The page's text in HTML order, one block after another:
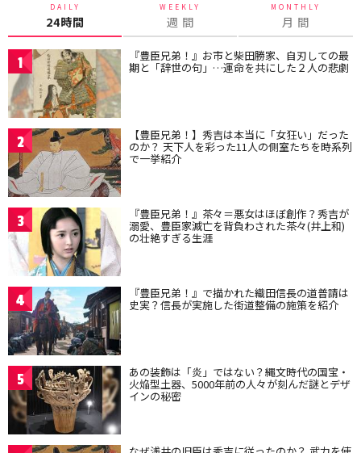
DAILY
24時間
WEEKLY
週 間
MONTHLY
月 間
1 『豊臣兄弟！』お市と柴田勝家、自刃しての最
期と「辞世の句」…運命を共にした２人の悲劇
2 【豊臣兄弟！】秀吉は本当に「女狂い」だった
のか？ 天下人を彩った11人の側室たちを時系列
で一挙紹介
3 『豊臣兄弟！』茶々＝悪女はほぼ創作？秀吉が
溺愛、豊臣家滅亡を背負わされた茶々(井上和)
の壮絶すぎる生涯
4 『豊臣兄弟！』で描かれた織田信長の道普請は
史実？信長が実施した街道整備の施策を紹介
5 あの装飾は「炎」ではない？縄文時代の国宝・
火焔型土器、5000年前の人々が刻んだ謎とデザ
インの秘密